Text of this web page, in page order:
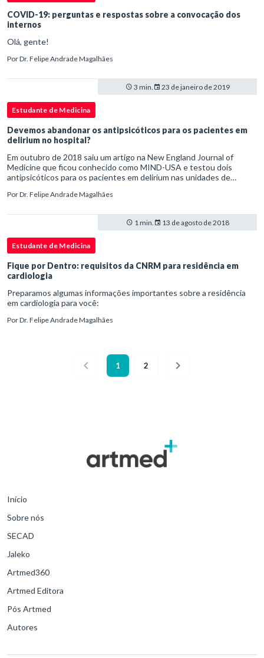
COVID-19: perguntas e respostas sobre a convocação dos
internos
Olá, gente!
PorDr. Felipe Andrade Magalhães
3 min. 23 de janeiro de 2019
Estudante de Medicina
Devemos abandonar os antipsicóticos para os pacientes em
delirium no hospital?
Em outubro de 2018 saiu um artigo na New England Journal of
Medicine que ficou conhecido como MIND-USA e testou dois
antipsicóticos para os pacientes em delirium nas unidades de
PorDr. Felipe Andrade Magalhães
1 min. 13 de agosto de 2018
Estudante de Medicina
Fique por Dentro: requisitos da CNRM para residência em
cardiologia
Preparamos algumas informações importantes sobre a residência
em cardiologia para você:
PorDr. Felipe Andrade Magalhães
1 2
Início
Sobre nós
SECAD
Jaleko
Artmed360
Artmed Editora
Pós Artmed
Autores